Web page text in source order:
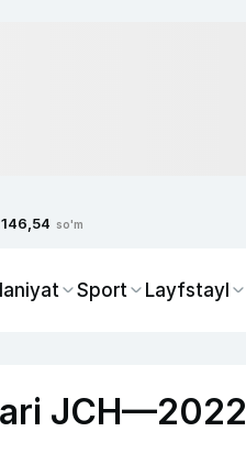
146,54 so'm
Sport Layfstayl
JCH—2022